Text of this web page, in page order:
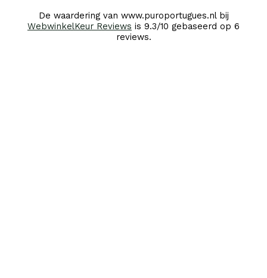
De waardering van www.puroportugues.nl bij
WebwinkelKeur Reviews is 9.3/10 gebaseerd op 6
reviews.